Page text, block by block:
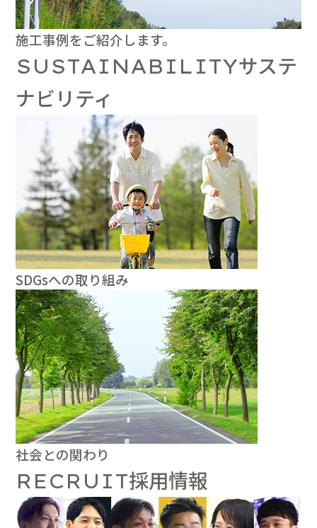
施工事例をご紹介します。
SUSTAINABILITYサステ
ナビリティ
SDGsへの取り組み
社会との関わり
RECRUIT採用情報